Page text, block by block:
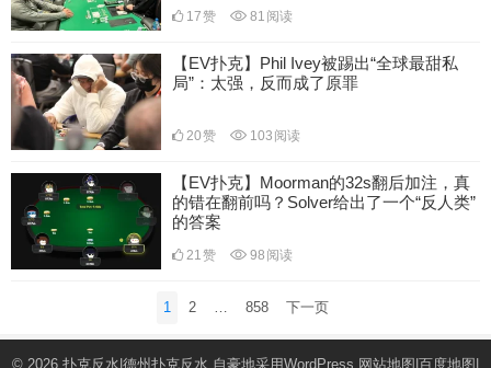
17赞 81 阅读
【EV扑克】Phil Ivey被踢出“全球最甜私
局”：太强，反而成了原罪
20赞 103 阅读
【EV扑克】Moorman的32s翻后加注，真
的错在翻前吗？Solver给出了一个“反人类”
的答案
21赞 98 阅读
1 2 858 下一页
© 2026 扑克反水|德州扑克反水 自豪地采用WordPress 网站地图 百度地图